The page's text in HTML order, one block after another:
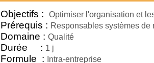
Objectifs : Optimiser l'organisation et
Prérequis : Responsables systèmes
Domaine : Qualité
Durée : 1 j
Formule : Intra-entreprise